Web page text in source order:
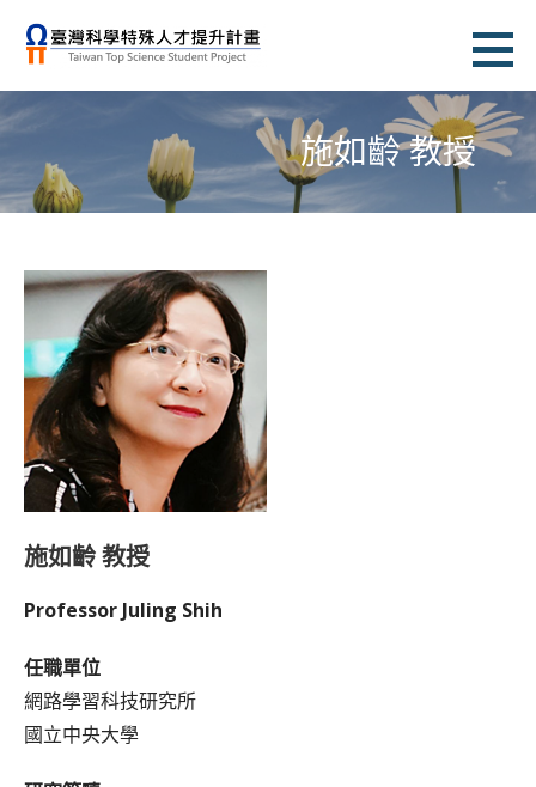
要
容
臺灣科學特殊人才提升計畫
施如齡 教授
施如齡 教授
Professor Juling Shih
任職單位
網路學習科技研究所
國立中央大學